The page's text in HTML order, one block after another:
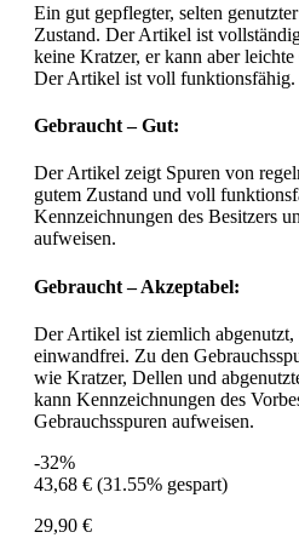
Ein gut gepflegter, selten
Zustand. Der Artikel ist
keine Kratzer, er kann aber
Der Artikel ist voll funktionsfähig.
Gebraucht – Gut:
Der Artikel zeigt Spuren von
gutem Zustand und voll
Kennzeichnungen des Besitzers
aufweisen.
Gebraucht – Akzeptabel:
Der Artikel ist ziemlich
einwandfrei. Zu den
wie Kratzer, Dellen und
kann Kennzeichnungen des
Gebrauchsspuren aufweisen.
-32%
43,68 € (31.55% gespart)
29,90 €